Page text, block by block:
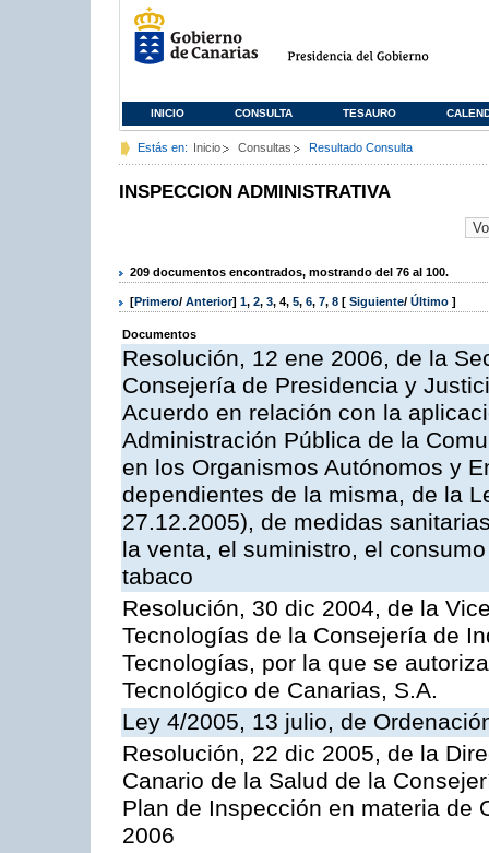
INICIO CONSULTA TESAURO
Estás en: Inicio Consultas Resultado Consulta
INSPECCION ADMINISTRATIVA
209 documentos encontrados, mostrando del 76 al 100.
[Primero/ Anterior] 1, 2, 3, 4, 5, 6, 7, 8 [ Siguiente/ Último ]
Documentos
Resolución, 12 ene 2006, de la
Consejería de Presidencia y
Acuerdo en relación con la
Administración Pública de la
en los Organismos Autónomos y
dependientes de la misma, de la
27.12.2005), de medidas
la venta, el suministro, el
tabaco
Resolución, 30 dic 2004, de la
Tecnologías de la Consejería de
Tecnologías, por la que se
Tecnológico de Canarias, S.A.
Ley 4/2005, 13 julio, de
Resolución, 22 dic 2005, de la
Canario de la Salud de la
Plan de Inspección en materia de
2006